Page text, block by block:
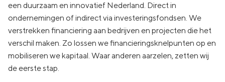
een duurzaam en innovatief Nederland. Direct in
ondernemingen of indirect via investeringsfondsen. We
verstrekken financiering aan bedrijven en projecten die het
verschil maken. Zo lossen we financieringsknelpunten op en
mobiliseren we kapitaal. Waar anderen aarzelen, zetten wij
de eerste stap.